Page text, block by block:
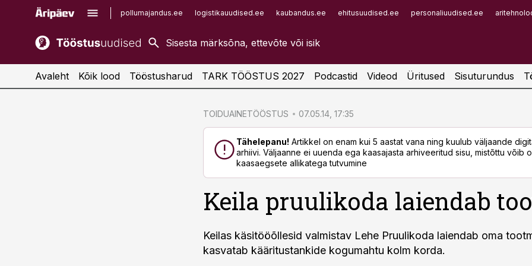
pollumajandus.ee logistikauudised.ee kaubandus.ee ehitusuudised.ee personaliuudised.ee
kaubandus.ee
kinnisvarauudised.ee
imelineajalugu.ee
Infopank
Avaleht Kõik lood Tööstusharud TARK TÖÖSTUS 2027 Podcastid Videod Üritused Sisuturundus
TOIDUAINETÖÖSTUS 07.05.14, 17:35
Tähelepanu! Artikkel on enam kui 5 aastat vana ning kuulub väljaande
arhiivi. Väljaanne ei uuenda ega kaasajasta arhiveeritud sisu, mistõttu võib
kaasaegsete allikatega tutvumine
Keila pruulikoda laiendab
Keilas käsitööõllesid valmistav Lehe Pruulikoda laiendab oma
kasvatab kääritustankide kogumahtu kolm korda.